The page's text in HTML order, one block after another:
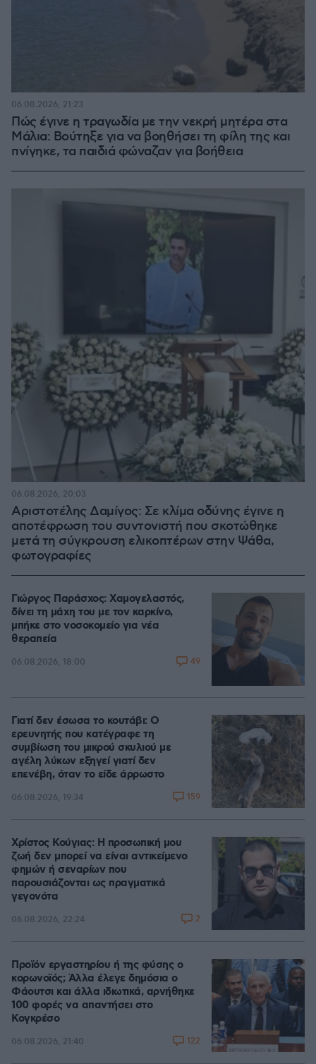
Πώς έγινε η τραγωδία με την νεκρή μητέρα στα
Μάλια: Βούτηξε για να βοηθήσει τη φίλη της και
πνίγηκε, τα παιδιά φώναζαν για βοήθεια
06.08.2026, 21:23
Αριστοτέλης Δαμίγος: Σε κλίμα οδύνης έγινε η
αποτέφρωση του συντονιστή που σκοτώθηκε
μετά τη σύγκρουση ελικοπτέρων στην Ψάθα,
φωτογραφίες
06.08.2026, 20:03
Γιώργος Παράσχος: Χαμογελαστός,
δίνει τη μάχη του με τον καρκίνο,
μπήκε στο νοσοκομείο για νέα
θεραπεία
06.08.2026, 18:00 49
Γιατί δεν έσωσα το κουτάβι: Ο
ερευνητής που κατέγραφε τη
συμβίωση του μικρού σκυλιού με
αγέλη λύκων εξηγεί γιατί δεν
επενέβη, όταν το είδε άρρωστο
06.08.2026, 19:34 159
Χρίστος Κούγιας: Η προσωπική μου
ζωή δεν μπορεί να είναι αντικείμενο
φημών ή σεναρίων που
παρουσιάζονται ως πραγματικά
γεγονότα
06.08.2026, 22:24 2
Προϊόν εργαστηρίου ή της φύσης ο
κορωνοϊός; Άλλα έλεγε δημόσια ο
Φάουτσι και άλλα ιδιωτικά, αρνήθηκε
100 φορές να απαντήσει στο
Κογκρέσο
06.08.2026, 21:40 122